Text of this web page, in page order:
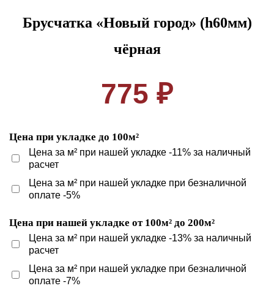
Брусчатка «Новый город» (h60мм)
чёрная
775 ₽
Цена при укладке до 100м²
Цена за м² при нашей укладке -11% за наличный
расчет
Цена за м² при нашей укладке при безналичной
оплате -5%
Цена при нашей укладке от 100м² до 200м²
Цена за м² при нашей укладке -13% за наличный
расчет
Цена за м² при нашей укладке при безналичной
оплате -7%